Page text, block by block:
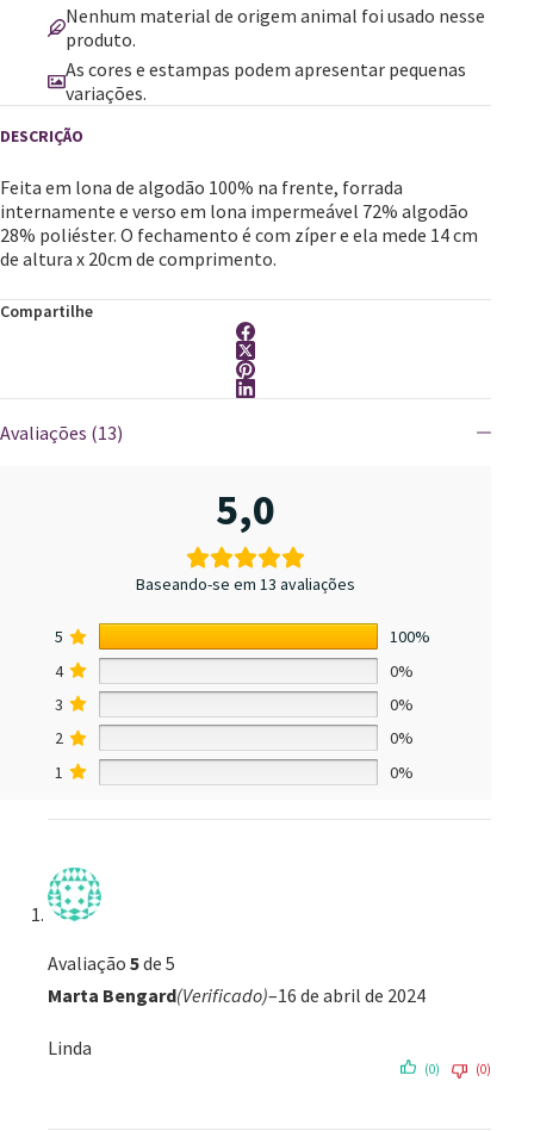
Nenhum material de origem animal foi usado nesse
produto.
As cores e estampas podem apresentar pequenas
variações.
Feita em lona de algodão 100% na frente, forrada
internamente e verso em lona impermeável 72% algodão
28% poliéster. O fechamento é com zíper e ela mede 14 cm
de altura x 20cm de comprimento.
Compartilhe
Avaliações (13)
5,0
Baseando-se em 13 avaliações
5
100%
4
0%
3
0%
2
0%
1
0%
Avaliação 5de 5
Marta Bengard(Verificado)–16 de abril de 2024
Linda
(0) (0)